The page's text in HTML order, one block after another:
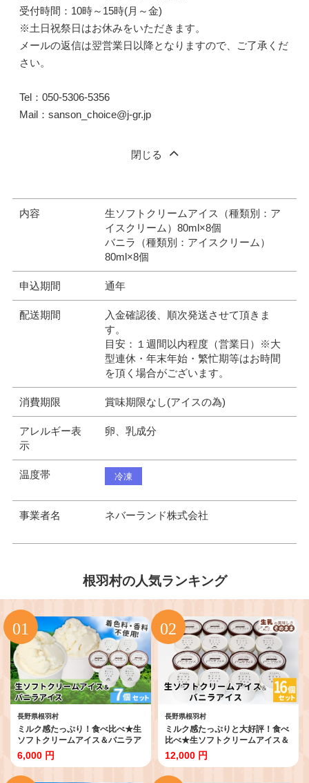
受付時間：10時～15時(月～金)
※土日祝祭日はお休みをいただきます。
メールの返信は翌営業日以降となりますので、ご了承くだ
さい。
Tel：050-5306-5356
Mail：sanson_choice@j-gr.jp
閉じる
内容
生ソフトクリームアイス（種類別：ア
イスクリーム）80ml×8個
バニラ（種類別：アイスクリーム）
80ml×8個
申込期間 通年
配送期間
入金確認後、順次発送させて頂きま
す。
目安：１週間以内程度（営業日）※大
型連休・年末年始・繁忙期等はお時間
を頂く場合がございます。
消費期限 賞味期限なし(アイスの為)
アレルギー表
示
卵、乳成分
温度帯 冷凍
事業者名 ネバーランド株式会社
根羽村の人気ランキング
長野県根羽村
ミルク感たっぷり！食べ比べ★生
ソフトクリームアイス＆バニラア
イスクリーム 7個セット アイスク
リーム 牛乳 ミルク アイス 生乳 搾
りたて バニラ マダガスカル産 バ
6,000 円
長野県根羽村
ミルク感たっぷりと大好評！食べ
比べ★生ソフトクリームアイス＆
バニラアイスクリーム 16個セッ
ト アイスクリーム アイス バニ
ラ 生乳 牛乳 ミルク 根羽村 ネバ
12,000 円